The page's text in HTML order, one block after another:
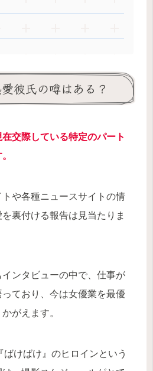
彼氏の噂はある？
交際している特定のパート
や各種ニュースサイトの情
裏付ける報告は見当たりま
ンタビューの中で、仕事が
ており、今は女優業を最優
がえます。
けばけ』のヒロインという